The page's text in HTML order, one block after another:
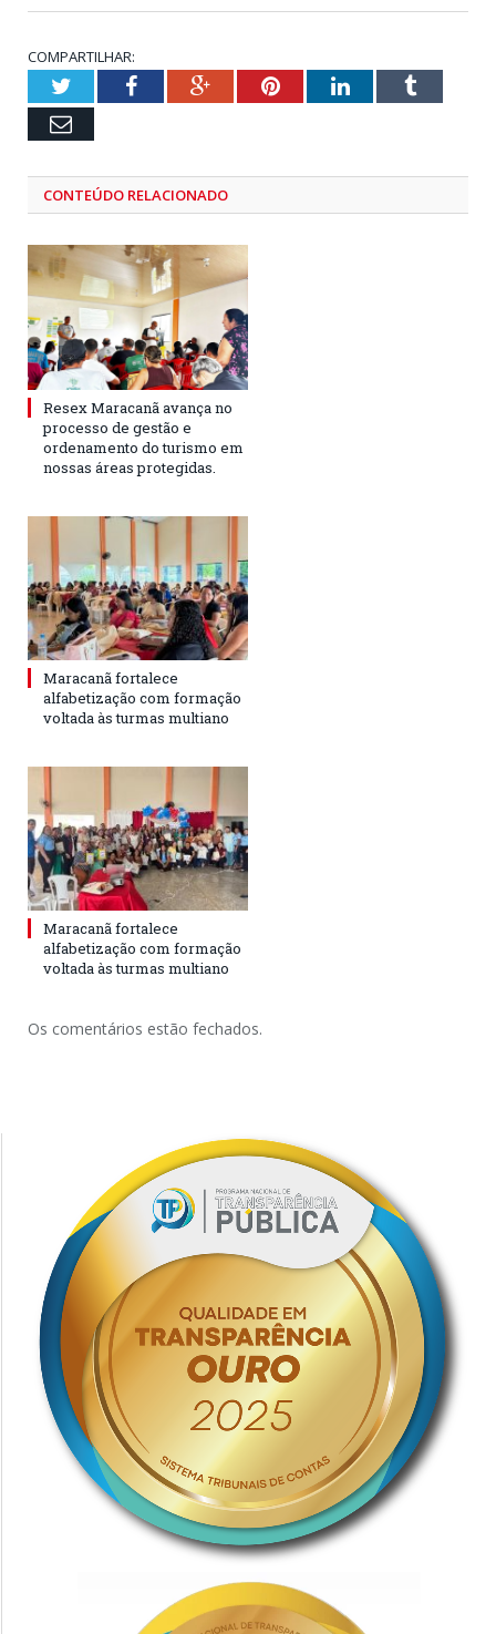
COMPARTILHAR:
TwitterFacebookGoogle+PinterestLinkedInTumblr
Email
CONTEÚDO RELACIONADO
Resex Maracanã avança no
processo de gestão e
ordenamento do turismo em
nossas áreas protegidas.
Maracanã fortalece
alfabetização com formação
voltada às turmas multiano
Maracanã fortalece
alfabetização com formação
voltada às turmas multiano
Os comentários estão fechados.